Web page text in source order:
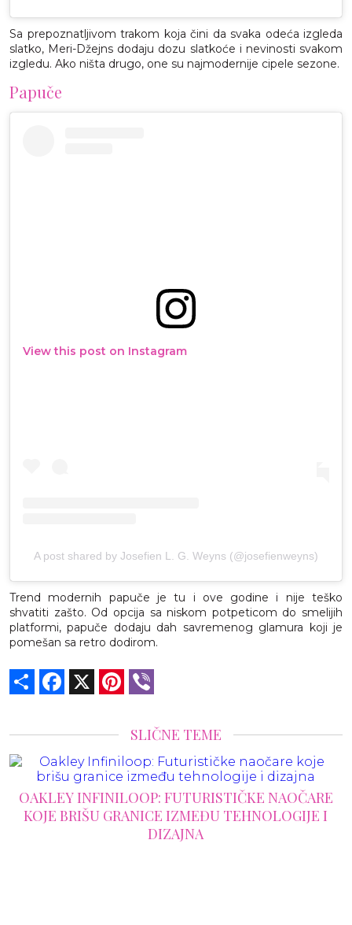
Sa prepoznatljivom trakom koja čini da svaka odeća izgleda
slatko, Meri-Džejns dodaju dozu slatkoće i nevinosti svakom
izgledu. Ako ništa drugo, one su najmodernije cipele sezone.
Papuče
View this post on Instagram
A post shared by Josefien L. G. Weyns (@josefienweyns)
Trend modernih papuče je tu i ove godine i nije teško
shvatiti zašto. Od opcija sa niskom potpeticom do smelijih
platformi, papuče dodaju dah savremenog glamura koji je
pomešan sa retro dodirom.
Share Facebook Pinterest
SLIČNE TEME
OAKLEY INFINILOOP: FUTURISTIČKE NAOČARE
KOJE BRIŠU GRANICE IZMEĐU TEHNOLOGIJE I
DIZAJNA